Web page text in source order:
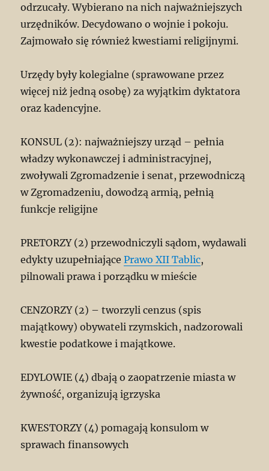
odrzucały. Wybierano na nich najważniejszych
urzędników. Decydowano o wojnie i pokoju.
Zajmowało się również kwestiami religijnymi.
Urzędy były kolegialne (sprawowane przez
więcej niż jedną osobę) za wyjątkim dyktatora
oraz kadencyjne.
KONSUL (2): najważniejszy urząd – pełnia
władzy wykonawczej i administracyjnej,
zwoływali Zgromadzenie i senat, przewodniczą
w Zgromadzeniu, dowodzą armią, pełnią
funkcje religijne
PRETORZY (2) przewodniczyli sądom, wydawali
edykty uzupełniającePrawo XII Tablic,
pilnowali prawa i porządku w mieście
CENZORZY (2) – tworzyli cenzus (spis
majątkowy) obywateli rzymskich, nadzorowali
kwestie podatkowe i majątkowe.
EDYLOWIE (4) dbają o zaopatrzenie miasta w
żywność, organizują igrzyska
KWESTORZY (4) pomagają konsulom w
sprawach finansowych